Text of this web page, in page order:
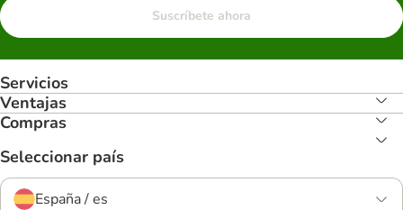
Suscríbete ahora
Servicios
Ventajas
Compras
Seleccionar país
España / es